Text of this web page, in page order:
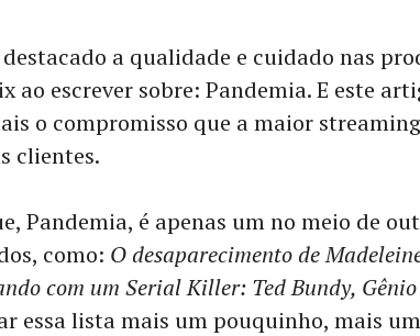
destacado a qualidade e cuidado nas
ao escrever sobre: Pandemia. E este
o compromisso que a maior
clientes.
Pandemia, é apenas um no meio de
como: O desaparecimento de
com um Serial Killer: Ted Bundy,
essa lista mais um pouquinho, mais